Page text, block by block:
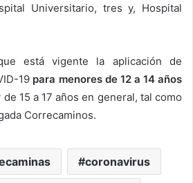
Universitario, tres y, Hospital
está vigente la aplicación de
19 para menores de 12 a 14 años
de 15 a 17 años en general, tal como
Correcaminos.
coronavirus